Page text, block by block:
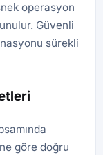
operasyon
Güvenli
sürekli
göre doğru